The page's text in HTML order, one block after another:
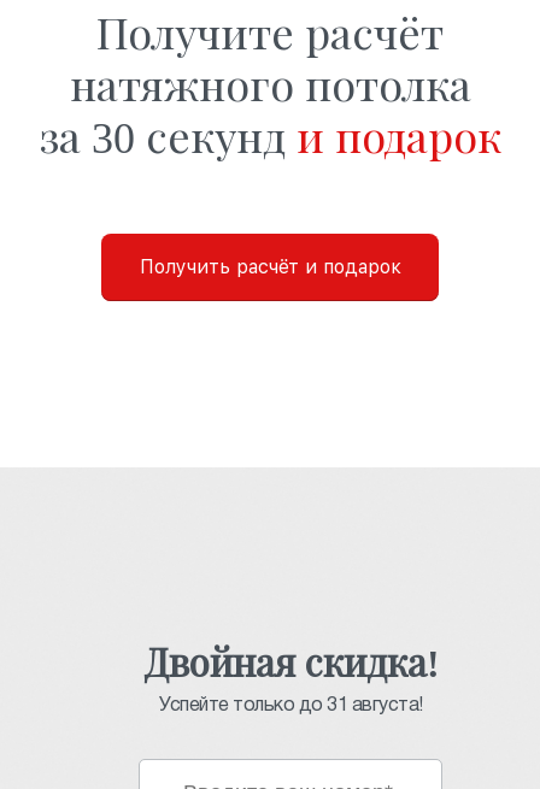
Получите расчёт
натяжного потолка
за 30 секунд и подарок
Получить расчёт и подарок
Двойная скидка!
Успейте только до 31 августа!